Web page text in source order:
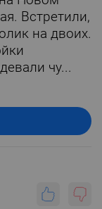
Встретили,
на двоих.
чу...